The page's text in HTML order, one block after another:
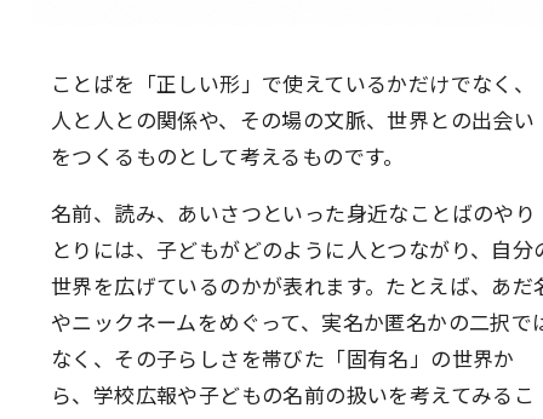
ことばを「正しい形」で使えているかだけでなく、
人と人との関係や、その場の文脈、世界との出会い
をつくるものとして考えるものです。
名前、読み、あいさつといった身近なことばのやり
とりには、子どもがどのように人とつながり、自分
世界を広げているのかが表れます。たとえば、あだ
やニックネームをめぐって、実名か匿名かの二択で
なく、その子らしさを帯びた「固有名」の世界か
ら、学校広報や子どもの名前の扱いを考えてみるこ